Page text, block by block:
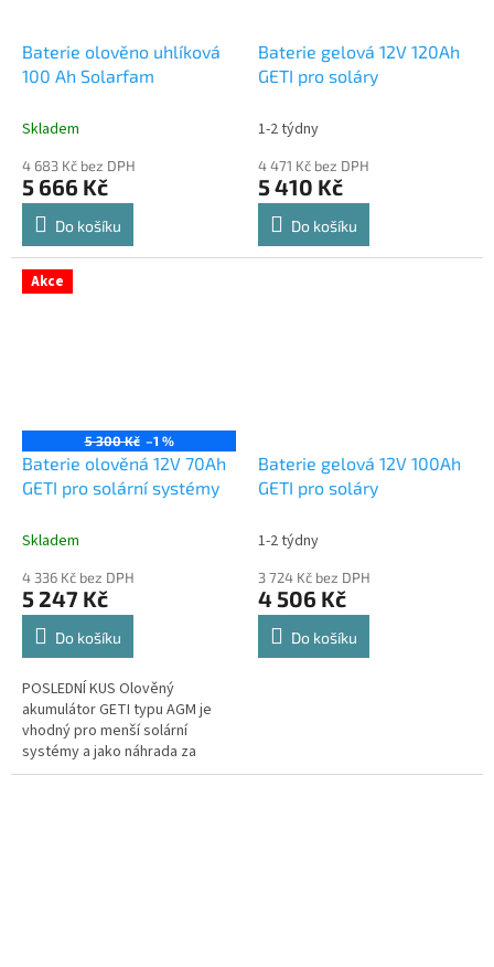
Baterie olověno uhlíková
100 Ah Solarfam
Skladem
4 683 Kč bez DPH
5 666 Kč
Do košíku
Baterie gelová 12V 120Ah
GETI pro soláry
1-2 týdny
4 471 Kč bez DPH
5 410 Kč
Do košíku
Akce
5 300 Kč –1 %
Baterie olověná 12V 70Ah
GETI pro solární systémy
Skladem
4 336 Kč bez DPH
5 247 Kč
Do košíku
POSLEDNÍ KUS Olověný
akumulátor GETI typu AGM je
vhodný pro menší solární
systémy a jako náhrada za
baterie pro záložní systémy
Baterie gelová 12V 100Ah
GETI pro soláry
1-2 týdny
3 724 Kč bez DPH
4 506 Kč
Do košíku